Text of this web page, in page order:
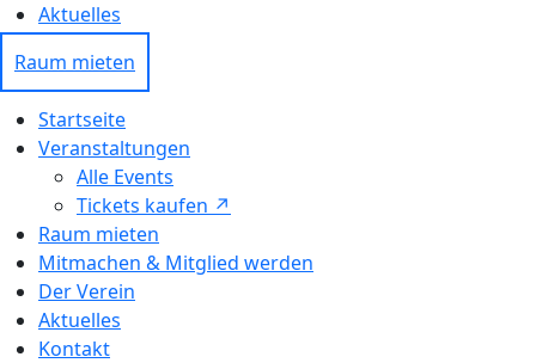
Aktuelles
Raum mieten
Startseite
Veranstaltungen
Alle Events
Tickets kaufen ↗
Raum mieten
Mitmachen & Mitglied werden
Der Verein
Aktuelles
Kontakt